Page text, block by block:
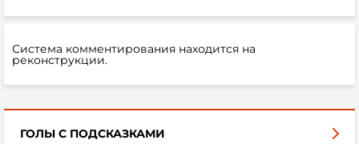
Система комментирования находится на
реконструкции.
ГОЛЫ С ПОДСКАЗКАМИ